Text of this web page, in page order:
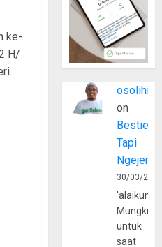
ke-
H/
osolihin
on
Bestie
Tapi
30/03/
Mungkin
untuk
saat